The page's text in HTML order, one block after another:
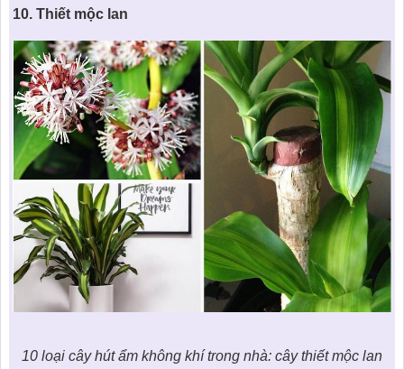
10. Thiết mộc lan
10 loại cây hút ẩm không khí trong nhà: cây thiết mộc lan